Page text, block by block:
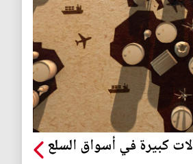
كبيرة في أسواق السلع